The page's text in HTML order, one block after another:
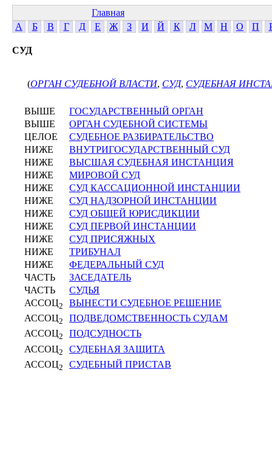
Главная
А
Б В Г Д Е Ж З И Й К Л М Н О П
СУД
(ОРГАН СУДЕБНОЙ ВЛАСТИ, СУД, СУДЕБНАЯ
ВЫШЕ
ГОСУДАРСТВЕННЫЙ ОРГАН
ВЫШЕ
ОРГАН СУДЕБНОЙ СИСТЕМЫ
ЦЕЛОЕ
СУДЕБНОЕ РАЗБИРАТЕЛЬСТВО
НИЖЕ
ВНУТРИГОСУДАРСТВЕННЫЙ СУД
НИЖЕ
ВЫСШАЯ СУДЕБНАЯ ИНСТАНЦИЯ
НИЖЕ
МИРОВОЙ СУД
НИЖЕ
СУД КАССАЦИОННОЙ ИНСТАНЦИИ
НИЖЕ
СУД НАДЗОРНОЙ ИНСТАНЦИИ
НИЖЕ
СУД ОБЩЕЙ ЮРИСДИКЦИИ
НИЖЕ
СУД ПЕРВОЙ ИНСТАНЦИИ
НИЖЕ
СУД ПРИСЯЖНЫХ
НИЖЕ
ТРИБУНАЛ
НИЖЕ
ФЕДЕРАЛЬНЫЙ СУД
ЧАСТЬ
ЗАСЕДАТЕЛЬ
ЧАСТЬ
СУДЬЯ
АССОЦ2
ВЫНЕСТИ СУДЕБНОЕ РЕШЕНИЕ
АССОЦ2
ПОДВЕДОМСТВЕННОСТЬ СУДАМ
АССОЦ2
ПОДСУДНОСТЬ
АССОЦ2
СУДЕБНАЯ ЗАЩИТА
АССОЦ2 СУДЕБНЫЙ ПРИСТАВ